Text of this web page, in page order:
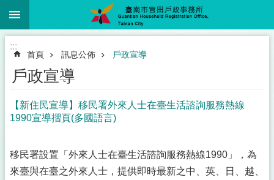
跳到主要內容區塊
搜
尋
階
搜
簡
介
:::
首頁 訊息公佈 戶政宣導
戶政宣導
【新住民宣導】移民署外來人士在臺生活諮詢服務熱線
1990宣導摺頁(多國語言)
移民署設置「外來人士在臺生活諮詢服務熱線1990」，為
來臺與在臺之外來人士，提供即時最新之中、英、日、越、